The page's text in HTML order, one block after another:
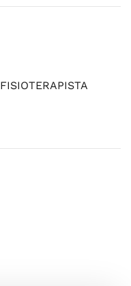
FISIOTERAPISTA